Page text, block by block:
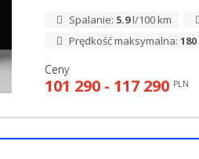
Spalanie: 5.9l/100 km
Prędkość maksymalna:180
Ceny
101 290 - 117 290 PLN